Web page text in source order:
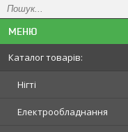
Каталог товарів:
Нігті
Електрообладнання